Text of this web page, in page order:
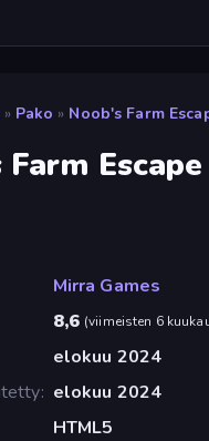
» Pako » Noob's Farm
Escape
Mirra Games
8,6 (viimeisten 6
elokuu 2024
elokuu 2024
HTML5